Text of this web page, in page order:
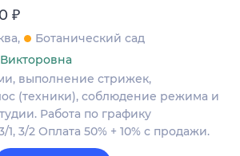
₽
Ботанический сад
выполнение стрижек,
(техники), соблюдение режима и
Работа по графику
1, 3/2 Оплата 50% + 10% с продажи.